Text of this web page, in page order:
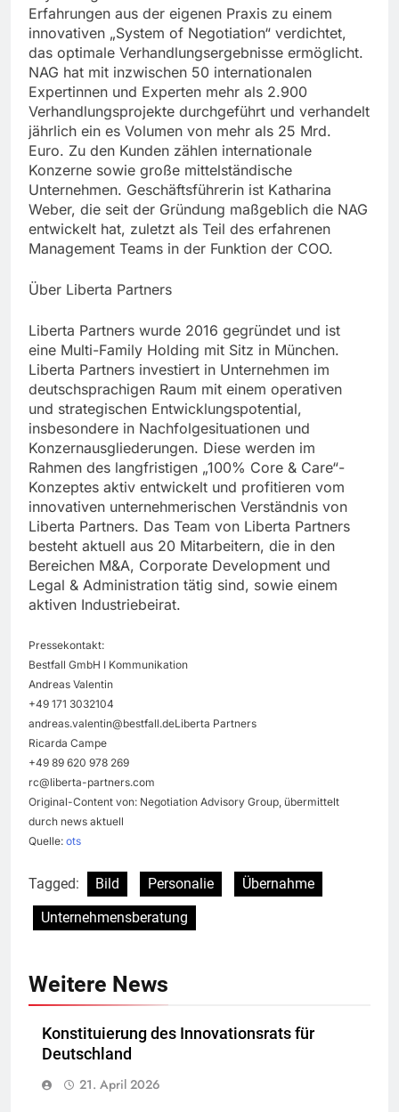
Erfahrungen aus der eigenen Praxis zu einem
innovativen „System of Negotiation“ verdichtet,
das optimale Verhandlungsergebnisse ermöglicht.
NAG hat mit inzwischen 50 internationalen
Expertinnen und Experten mehr als 2.900
Verhandlungsprojekte durchgeführt und verhandelt
jährlich ein es Volumen von mehr als 25 Mrd.
Euro. Zu den Kunden zählen internationale
Konzerne sowie große mittelständische
Unternehmen. Geschäftsführerin ist Katharina
Weber, die seit der Gründung maßgeblich die NAG
entwickelt hat, zuletzt als Teil des erfahrenen
Management Teams in der Funktion der COO.
Über Liberta Partners
Liberta Partners wurde 2016 gegründet und ist
eine Multi-Family Holding mit Sitz in München.
Liberta Partners investiert in Unternehmen im
deutschsprachigen Raum mit einem operativen
und strategischen Entwicklungspotential,
insbesondere in Nachfolgesituationen und
Konzernausgliederungen. Diese werden im
Rahmen des langfristigen „100% Core & Care“-
Konzeptes aktiv entwickelt und profitieren vom
innovativen unternehmerischen Verständnis von
Liberta Partners. Das Team von Liberta Partners
besteht aktuell aus 20 Mitarbeitern, die in den
Bereichen M&A, Corporate Development und
Legal & Administration tätig sind, sowie einem
aktiven Industriebeirat.
Pressekontakt:
Bestfall GmbH I Kommunikation
Andreas Valentin
+49 171 3032104
andreas.valentin@bestfall.deLiberta Partners
Ricarda Campe
+49 89 620 978 269
rc@liberta-partners.com
Original-Content von: Negotiation Advisory Group, übermittelt
durch news aktuell
Quelle: ots
Tagged: Bild Personalie
Übernahme
Unternehmensberatung
Weitere News
Konstituierung des Innovationsrats für
Deutschland
21. April 2026